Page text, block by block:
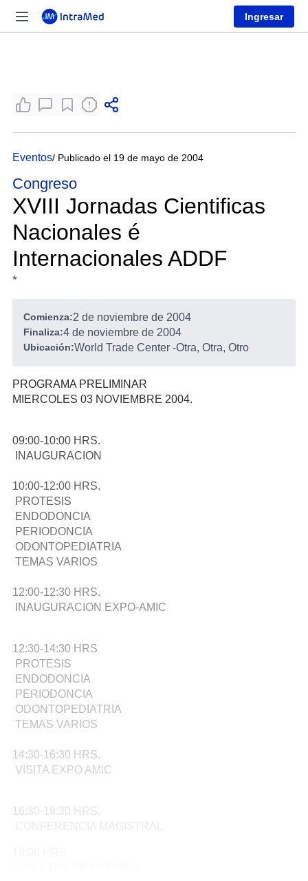
Ingresar
Eventos/ Publicado el 19 de mayo de 2004
Congreso
XVIII Jornadas Cientificas
Nacionales é
Internacionales ADDF
*
Comienza:2 de noviembre de 2004
Finaliza:4 de noviembre de 2004
Ubicación:World Trade Center -Otra, Otra, Otro
PROGRAMA PRELIMINAR
MIERCOLES 03 NOVIEMBRE 2004.
09:00-10:00 HRS.
INAUGURACION
10:00-12:00 HRS.
PROTESIS
ENDODONCIA
PERIODONCIA
ODONTOPEDIATRIA
TEMAS VARIOS
12:00-12:30 HRS.
INAUGURACION EXPO-AMIC
12:30-14:30 HRS
PROTESIS
ENDODONCIA
PERIODONCIA
ODONTOPEDIATRIA
TEMAS VARIOS
14:30-16:30 HRS.
VISITA EXPO AMIC
16:30-18:30 HRS.